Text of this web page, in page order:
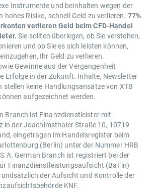
Instrumente und beinhalten wegen der
hohes Risiko, schnell Geld zu verlieren. 77%
verlieren Geld beim CFD-Handel
Sie sollten überlegen, ob Sie verstehen,
und ob Sie es sich leisten können,
Ihr Geld zu verlieren.
Gewinne aus der Vergangenheit
Erfolge in der Zukunft. Inhalte, Newsletter
stellen keine Handlungsansätze von XTB
aufgezeichnet werden.
Branch ist Finanzdienstleister mit
in der Joachimsthaler Straße 10, 10719
eingetragen im Handelsregister beim
(Berlin) unter der Nummer HRB
German Branch ist registriert bei der
Finanzdienstleistungsaufsicht (BaFin)
der Aufsicht und Kontrolle der
KNF.